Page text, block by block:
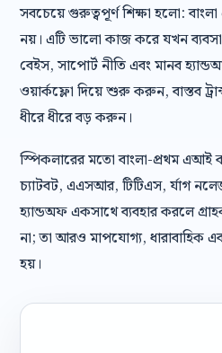
সবচেয়ে গুরুত্বপূর্ণ শিক্ষা হলো:
নয়। এটি ভালো কাজ করে যখন ব্যবসা
বেইস, সাপোর্ট নীতি এবং মানব
ওয়ার্কফ্লো দিয়ে শুরু করুন, বাস্তব
ধীরে ধীরে বড় করুন।
স্পিকলারের মতো বাংলা-প্রথম এআই
চ্যাটবট, এএসআর, টিটিএস, র্যাগ
হ্যান্ডঅফ একসাথে ব্যবহার করলে
না; তা আরও মাপযোগ্য, ধারাবাহিক
হয়।